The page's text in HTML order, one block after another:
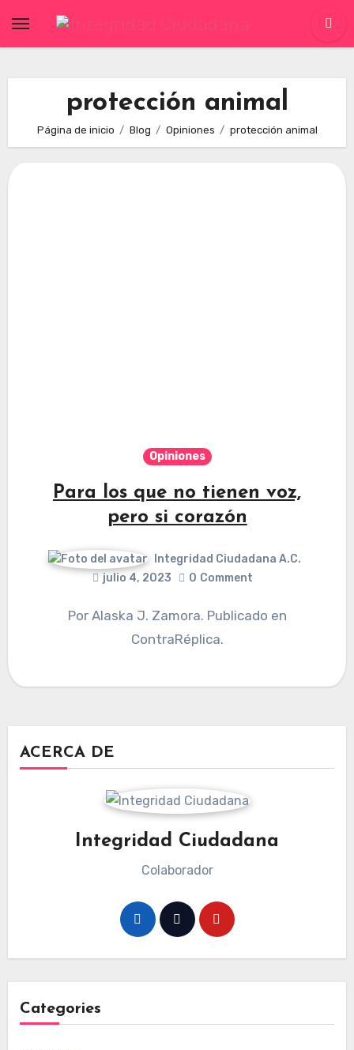
protección animal
Página de inicio Blog Opiniones protección animal
Opiniones
Para los que no tienen voz,
pero si corazón
Integridad Ciudadana A.C.
julio 4, 2023
0 Comment
Por Alaska J. Zamora. Publicado en
ContraRéplica.
ACERCA DE
Integridad Ciudadana
Colaborador
Categories